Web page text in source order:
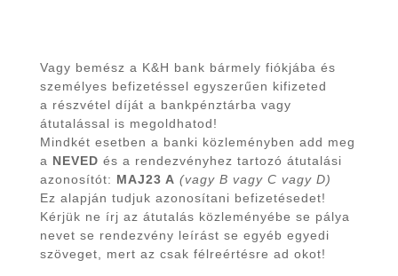
Vagy bemész a K&H bank bármely fiókjába és
személyes befizetéssel egyszerűen kifizeted
a részvétel díját a bankpénztárba vagy
átutalással is megoldhatod!
Mindkét esetben a banki közleményben add meg
a NEVED és a rendezvényhez tartozó átutalási
azonosítót: MAJ23 A (vagy B vagy C vagy D)
Ez alapján tudjuk azonosítani befizetésedet!
Kérjük ne írj az átutalás közleményébe se pálya
nevet se rendezvény leírást se egyéb egyedi
szöveget, mert az csak félreértésre ad okot!